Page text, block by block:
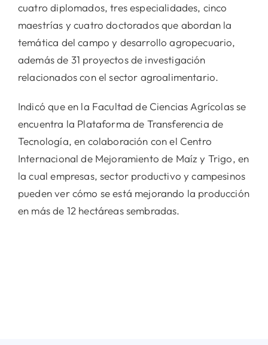
cuatro diplomados, tres especialidades, cinco
maestrías y cuatro doctorados que abordan la
temática del campo y desarrollo agropecuario,
además de 31 proyectos de investigación
relacionados con el sector agroalimentario.
Indicó que en la Facultad de Ciencias Agrícolas se
encuentra la Plataforma de Transferencia de
Tecnología, en colaboración con el Centro
Internacional de Mejoramiento de Maíz y Trigo, en
la cual empresas, sector productivo y campesinos
pueden ver cómo se está mejorando la producción
en más de 12 hectáreas sembradas.